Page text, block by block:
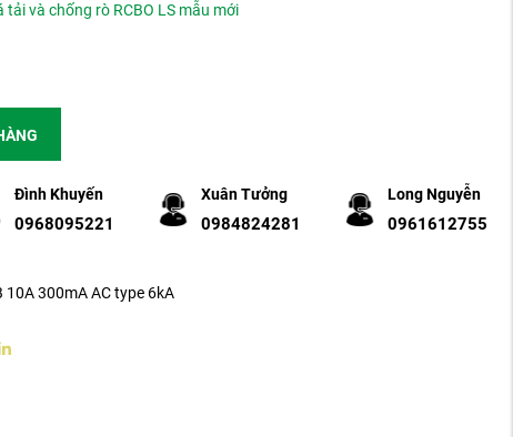
và chống rò RCBO LS mẫu mới
Đình Khuyến
0968095221
Xuân Tưởng
0984824281
Long Nguyễn
0961612755
10A 300mA AC type 6kA